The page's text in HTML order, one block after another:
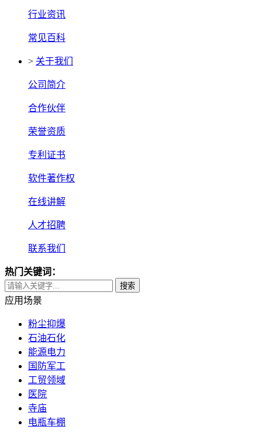
行业资讯
常见百科
> 关于我们
公司简介
合作伙伴
荣誉资质
专利证书
软件著作权
在线讲解
人才招聘
联系我们
热门关键词：
搜索
应用场景
粉尘抑爆
石油石化
能源电力
国防军工
工贸领域
医院
寺庙
电瓶车棚